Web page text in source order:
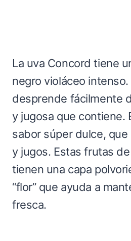
La uva Concord tiene
negro violáceo intenso.
desprende fácilmente
y jugosa que contiene.
sabor súper dulce, que
y jugos. Estas frutas
tienen una capa
“flor” que ayuda a
fresca.